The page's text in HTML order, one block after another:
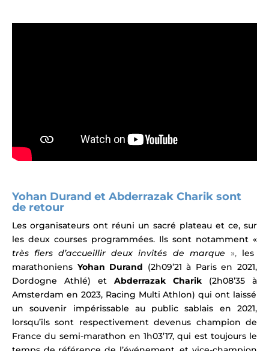
Yohan Durand et Abderrazak Charik sont
de retour
Les organisateurs ont réuni un sacré plateau et ce, sur
les deux courses programmées. Ils sont notamment «
très fiers d’accueillir deux invités de marque », les
marathoniens Yohan Durand (2h09’21 à Paris en 2021,
Dordogne Athlé) et Abderrazak Charik (2h08’35 à
Amsterdam en 2023, Racing Multi Athlon) qui ont laissé
un souvenir impérissable au public sablais en 2021,
lorsqu’ils sont respectivement devenus champion de
France du semi-marathon en 1h03’17, qui est toujours le